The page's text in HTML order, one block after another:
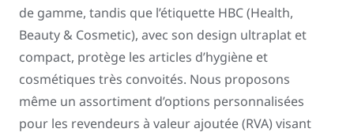
de gamme, tandis que l’étiquette HBC (Health,
Beauty & Cosmetic), avec son design ultraplat et
compact, protège les articles d’hygiène et
cosmétiques très convoités. Nous proposons
même un assortiment d’options personnalisées
pour les revendeurs à valeur ajoutée (RVA) visant